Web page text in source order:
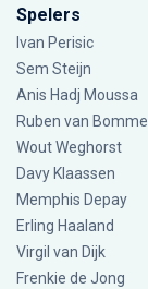
Spelers
Ivan Perisic
Sem Steijn
Anis Hadj Moussa
Ruben van Bommel
Wout Weghorst
Davy Klaassen
Memphis Depay
Erling Haaland
Virgil van Dijk
Frenkie de Jong